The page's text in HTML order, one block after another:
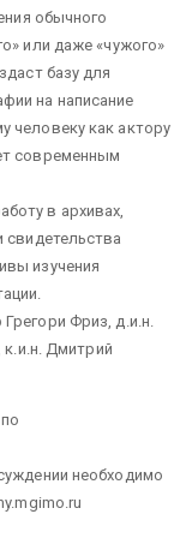
обычного
или даже «чужого»
базу для
на написание
человеку как актору
современным
в архивах,
свидетельства
изучения
Фриз, д.и.н.
к.и.н. Дмитрий
необходимо